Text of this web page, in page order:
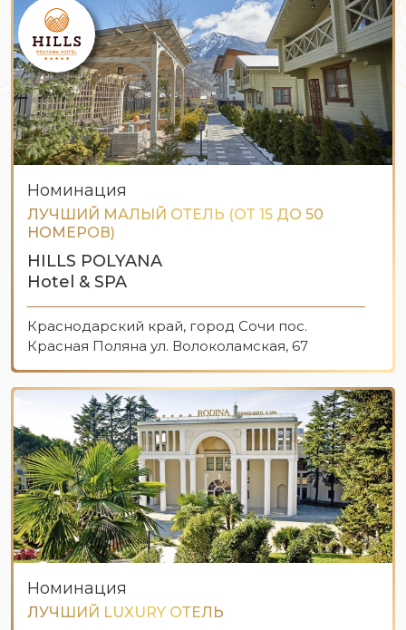
Номинация
ЛУЧШИЙ МАЛЫЙ ОТЕЛЬ (ОТ 15 ДО 50
НОМЕРОВ)
HILLS POLYANA
Hotel & SPA
Краснодарский край, город Сочи пос.
Красная Поляна ул. Волоколамская, 67
Номинация
ЛУЧШИЙ LUXURY ОТЕЛЬ